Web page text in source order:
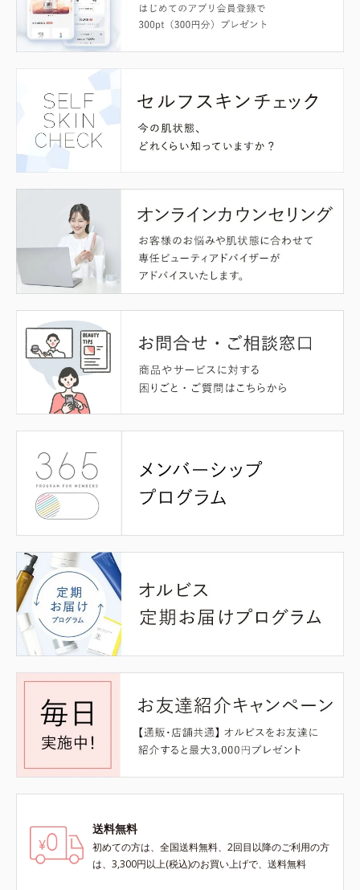
送料無料
初めての方は、全国送料無料、2回目以降のご利用の方
は、3,300円以上(税込)のお買い上げで、送料無料